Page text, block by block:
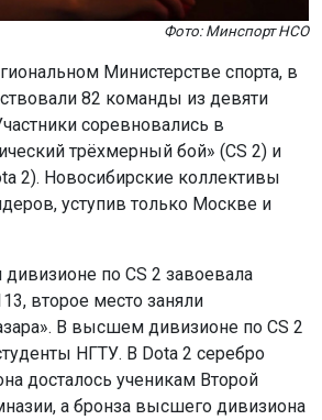
Фото: Минспорт НСО
Министерстве спорта, в
82 команды из девяти
соревновались в
трёхмерный бой» (CS 2) и
2). Новосибирские коллективы
уступив только Москве и
по CS 2 завоевала
второе место заняли
В высшем дивизионе по CS 2
НГТУ. В Dota 2 серебро
досталось ученикам Второй
а бронза высшего дивизиона